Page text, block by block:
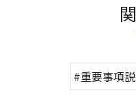
#重要事項